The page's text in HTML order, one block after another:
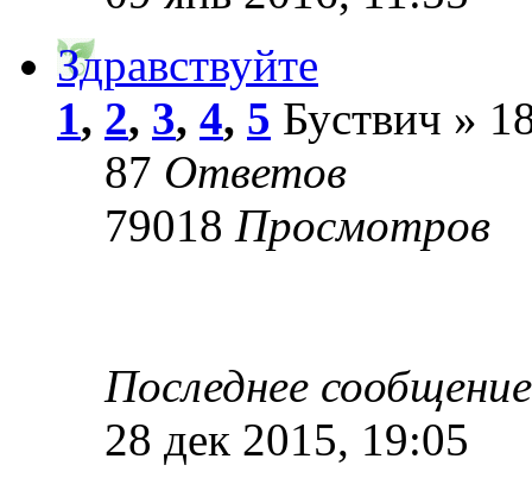
Здравствуйте
1, 2, 3, 4, 5 Буствич »
87 Ответов
79018 Просмотров
Последнее
28 дек 2015, 19:05